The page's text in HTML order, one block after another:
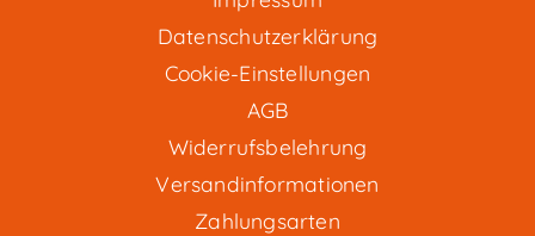
Datenschutzerklärung
Cookie-Einstellungen
AGB
Widerrufsbelehrung
Versandinformationen
Zahlungsarten